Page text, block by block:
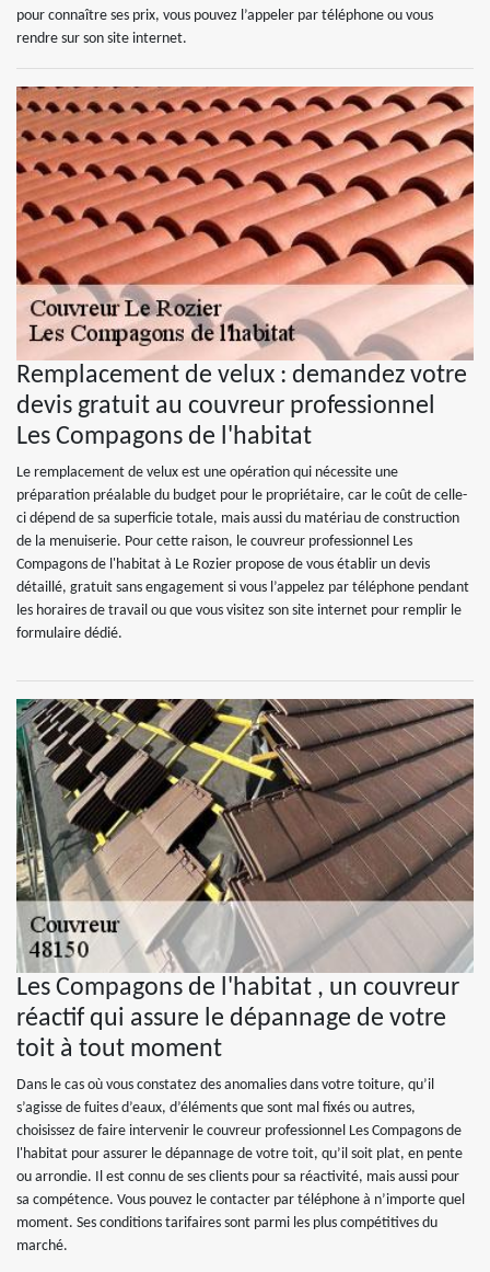
pour connaître ses prix, vous pouvez l’appeler par téléphone ou vous
rendre sur son site internet.
Remplacement de velux : demandez votre
devis gratuit au couvreur professionnel
Les Compagons de l'habitat
Le remplacement de velux est une opération qui nécessite une
préparation préalable du budget pour le propriétaire, car le coût de celle-
ci dépend de sa superficie totale, mais aussi du matériau de construction
de la menuiserie. Pour cette raison, le couvreur professionnel Les
Compagons de l'habitat à Le Rozier propose de vous établir un devis
détaillé, gratuit sans engagement si vous l’appelez par téléphone pendant
les horaires de travail ou que vous visitez son site internet pour remplir le
formulaire dédié.
Les Compagons de l'habitat , un couvreur
réactif qui assure le dépannage de votre
toit à tout moment
Dans le cas où vous constatez des anomalies dans votre toiture, qu’il
s’agisse de fuites d’eaux, d’éléments que sont mal fixés ou autres,
choisissez de faire intervenir le couvreur professionnel Les Compagons de
l'habitat pour assurer le dépannage de votre toit, qu’il soit plat, en pente
ou arrondie. Il est connu de ses clients pour sa réactivité, mais aussi pour
sa compétence. Vous pouvez le contacter par téléphone à n’importe quel
moment. Ses conditions tarifaires sont parmi les plus compétitives du
marché.